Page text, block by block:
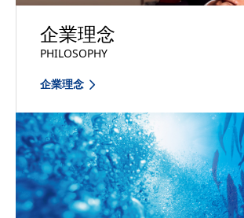
企業理念
PHILOSOPHY
企業理念